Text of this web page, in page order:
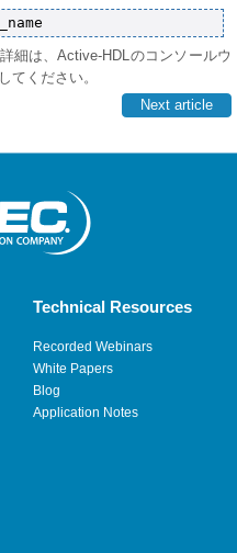
細は、Active-HDLのコンソールウ
てください。
Next article
Technical Resources
Recorded Webinars
White Papers
Blog
Application Notes